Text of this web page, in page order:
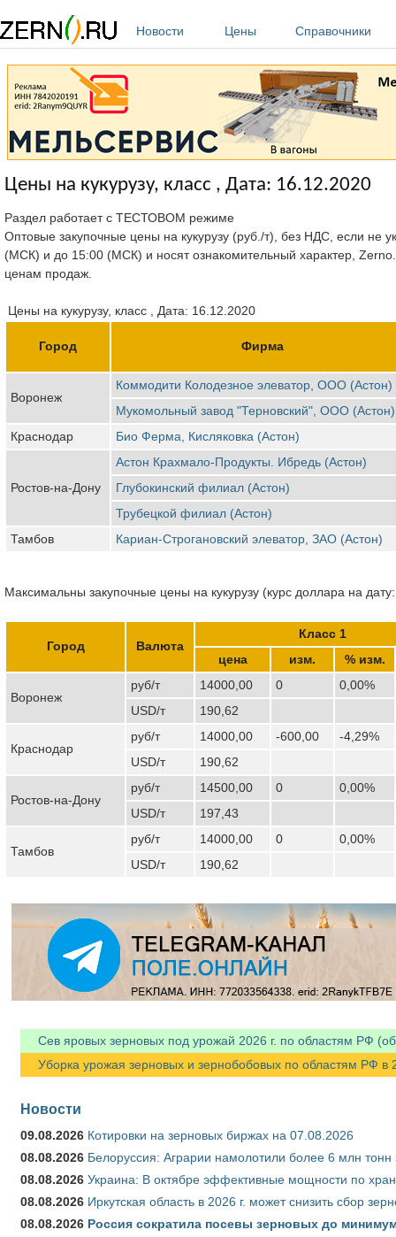
Новости
Цены Справочники
Цены на кукурузу, класс , Дата: 16.12.2020
Раздел работает с ТЕСТОВОМ режиме
Оптовые закупочные цены на кукурузу (руб./т), без НДС, если не
(МСК) и до 15:00 (МСК) и носят ознакомительный характер,
ценам продаж.
Цены на кукурузу, класс , Дата: 16.12.2020
Город Фирма
Воронеж
Коммодити Колодезное элеватор, ООО (Астон)
Мукомольный завод "Терновский", ООО (Астон)
Краснодар
Био Ферма, Кисляковка (Астон)
Ростов-на-Дону
Астон Крахмало-Продукты. Ибредь (Астон)
Глубокинский филиал (Астон)
Трубецкой филиал (Астон)
Тамбов
Кариан-Строгановский элеватор, ЗАО (Астон)
Максимальны закупочные цены на кукурузу (курс доллара на
Город Валюта
Класс 1
цена
изм. % изм.
Воронеж
руб/т 14000,00 0
0,00%
USD/т
190,62
Краснодар
руб/т 14000,00 -600,00
-4,29%
USD/т
190,62
Ростов-на-Дону
руб/т 14500,00 0
0,00%
USD/т
197,43
Тамбов
руб/т 14000,00 0
0,00%
USD/т
190,62
Сев яровых зерновых под урожай 2026 г. по областям РФ
Уборка урожая зерновых и зернобобовых по областям РФ в
Новости
09.08.2026 Котировки на зерновых биржах на 07.08.2026
08.08.2026 Белоруссия: Аграрии намолотили более 6 млн тонн
08.08.2026 Украина: В октябре эффективные мощности по
08.08.2026 Иркутская область в 2026 г. может снизить сбор
08.08.2026 Россия сократила посевы зерновых до